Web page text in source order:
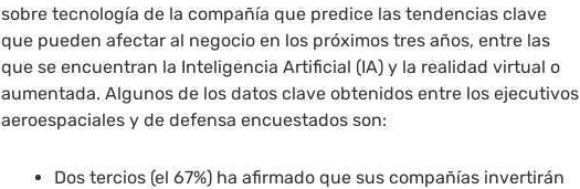
sobre tecnología de la compañía que predice las tendencias clave
que pueden afectar al negocio en los próximos tres años, entre las
que se encuentran la Inteligencia Artificial (IA) y la realidad virtual o
aumentada. Algunos de los datos clave obtenidos entre los ejecutivos
aeroespaciales y de defensa encuestados son:
Dos tercios (el 67%) ha afirmado que sus compañías invertirán